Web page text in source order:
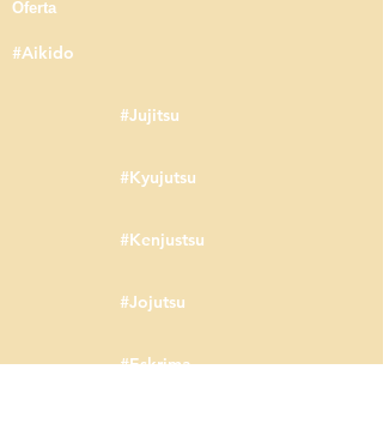
Oferta
#Aikido
#Jujitsu
#Kyujutsu
#Kenjustsu
#Jojutsu
#Eskrima